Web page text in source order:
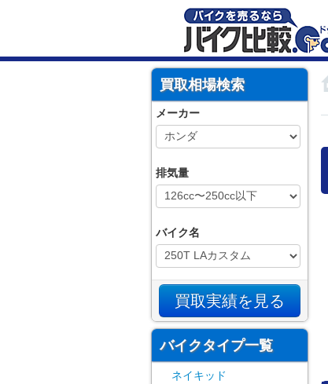
買取相場検索
メーカー
排気量
バイク名
バイクタイプ一覧
ネイキッド